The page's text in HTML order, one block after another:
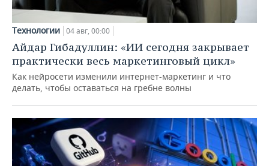
Технологии 04 авг, 00:00
Айдар Гибадуллин: «ИИ сегодня закрывает
практически весь маркетинговый цикл»
Как нейросети изменили интернет-маркетинг и что
делать, чтобы оставаться на гребне волны